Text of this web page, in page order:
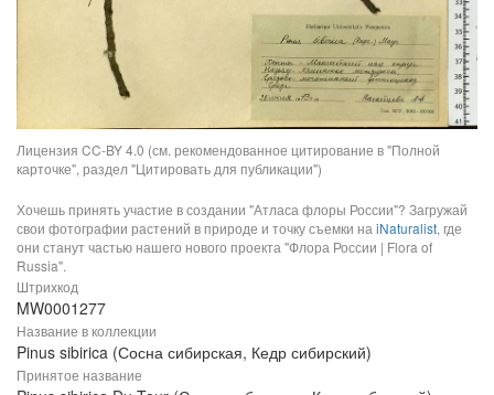
Лицензия CC-BY 4.0 (см. рекомендованное цитирование в "Полной
карточке", раздел "Цитировать для публикации")
Хочешь принять участие в создании "Атласа флоры России"? Загружай
свои фотографии растений в природе и точку съемки на iNaturalist, где
они станут частью нашего нового проекта "Флора России | Flora of
Russia".
Штрихкод
MW0001277
Название в коллекции
Pinus sibirica (Сосна сибирская, Кедр сибирский)
Принятое название